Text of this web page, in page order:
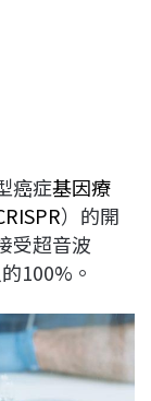
癌症基因療
）的開
受超音波
100%。